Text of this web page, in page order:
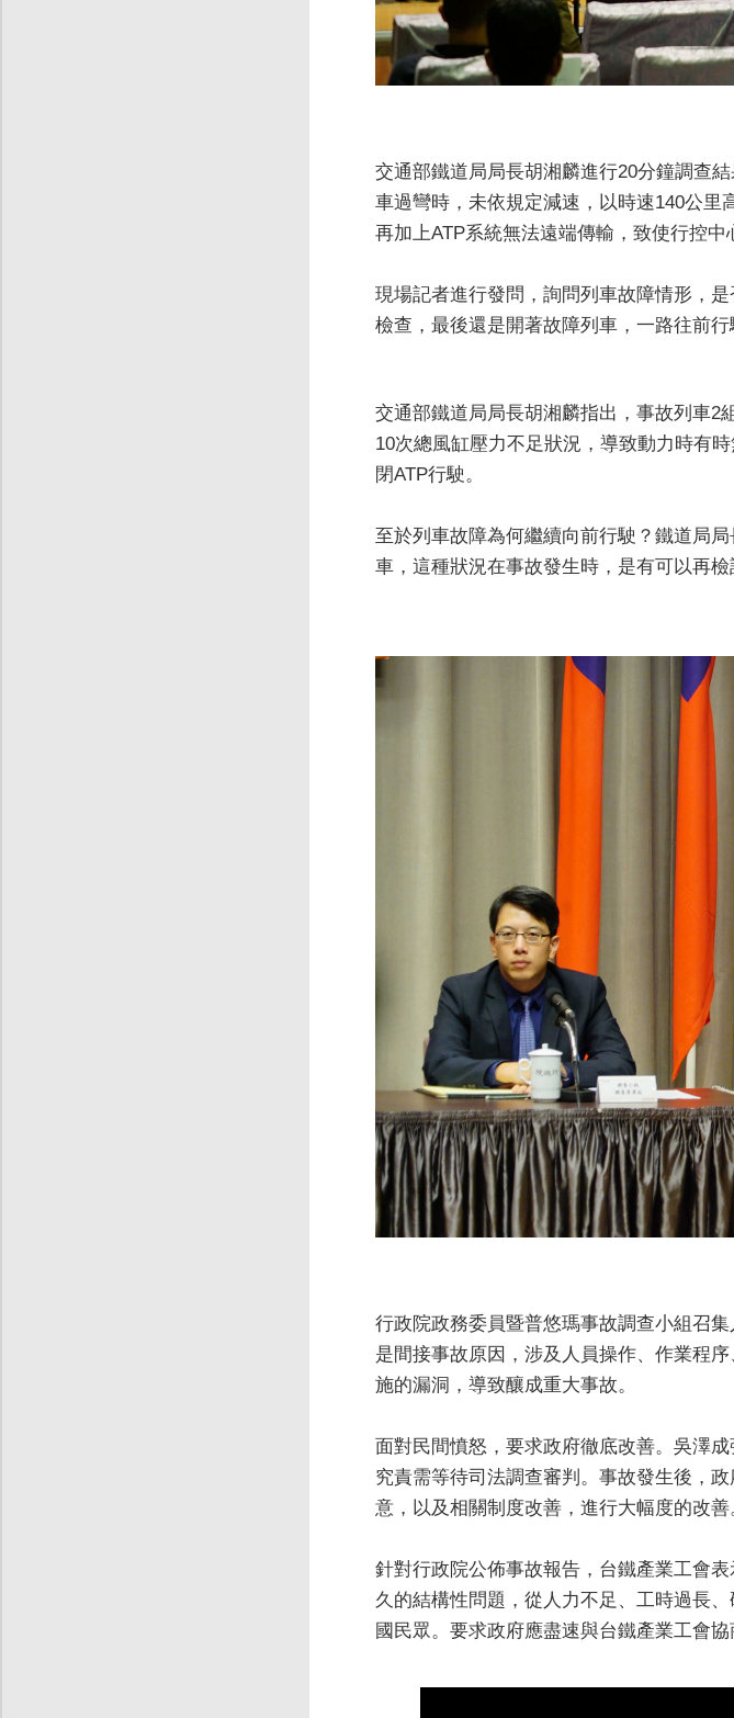
交通部鐵道局局長胡湘麟進行20分鐘調查
車過彎時，未依規定減速，以時速140公里
再加上ATP系統無法遠端傳輸，致使行控中
現場記者進行發問，詢問列車故障情形，
檢查，最後還是開著故障列車，一路往前行
交通部鐵道局局長胡湘麟指出，事故列車2
10次總風缸壓力不足狀況，導致動力時有
閉ATP行駛。
至於列車故障為何繼續向前行駛？鐵道局
車，這種狀況在事故發生時，是有可以再檢
行政院政務委員暨普悠瑪事故調查小組召
是間接事故原因，涉及人員操作、作業程
施的漏洞，導致釀成重大事故。
面對民間憤怒，要求政府徹底改善。吳澤
究責需等待司法調查審判。事故發生後，
意，以及相關制度改善，進行大幅度的改善
針對行政院公佈事故報告，台鐵產業工會
久的結構性問題，從人力不足、工時過長
國民眾。要求政府應盡速與台鐵產業工會